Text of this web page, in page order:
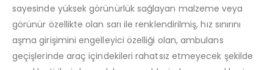
sayesinde yüksek görünürlük sağlayan malzeme veya
görünür özellikte olan sarı ile renklendirilmiş, hız sınırını
aşma girişimini engelleyici özelliği olan, ambulans
geçişlerinde araç içindekileri rahatsız etmeyecek şekilde